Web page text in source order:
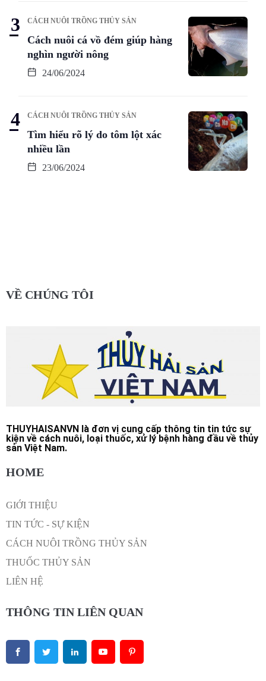
CÁCH NUÔI TRỒNG THỦY SẢN
Cách nuôi cá vồ đém giúp hàng
nghìn người nông
24/06/2024
CÁCH NUÔI TRỒNG THỦY SẢN
Tìm hiểu rõ lý do tôm lột xác
nhiều lần
23/06/2024
VỀ CHÚNG TÔI
THUYHAISANVN là đơn vị cung cấp thông tin tin tức sự
kiện về cách nuôi, loại thuốc, xử lý bệnh hàng đầu về thủy
sản Việt Nam.
HOME
GIỚI THIỆU
TIN TỨC - SỰ KIỆN
CÁCH NUÔI TRỒNG THỦY SẢN
THUỐC THỦY SẢN
LIÊN HỆ
THÔNG TIN LIÊN QUAN